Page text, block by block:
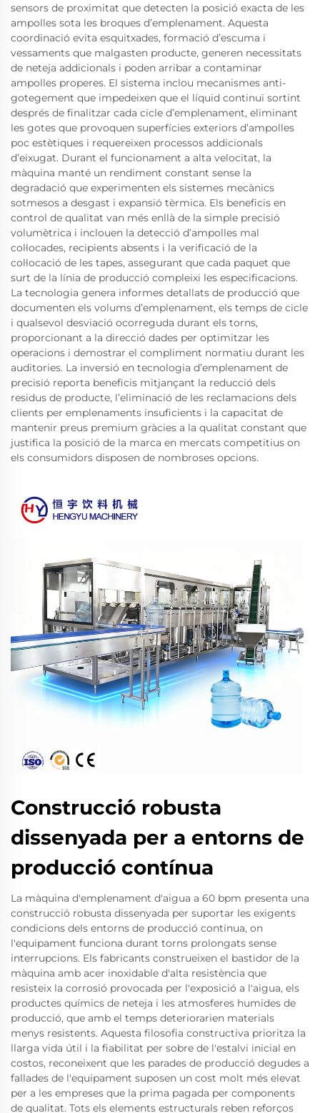
sensors de proximitat que detecten la posició exacta de les
ampolles sota les broques d’emplenament. Aquesta
coordinació evita esquitxades, formació d’escuma i
vessaments que malgasten producte, generen necessitats
de neteja addicionals i poden arribar a contaminar
ampolles properes. El sistema inclou mecanismes anti-
gotegement que impedeixen que el líquid continuï sortint
després de finalitzar cada cicle d’emplenament, eliminant
les gotes que provoquen superfícies exteriors d’ampolles
poc estètiques i requereixen processos addicionals
d’eixugat. Durant el funcionament a alta velocitat, la
màquina manté un rendiment constant sense la
degradació que experimenten els sistemes mecànics
sotmesos a desgast i expansió tèrmica. Els beneficis en
control de qualitat van més enllà de la simple precisió
volumètrica i inclouen la detecció d’ampolles mal
col·locades, recipients absents i la verificació de la
col·locació de les tapes, assegurant que cada paquet que
surt de la línia de producció compleixi les especificacions.
La tecnologia genera informes detallats de producció que
documenten els volums d’emplenament, els temps de cicle
i qualsevol desviació ocorreguda durant els torns,
proporcionant a la direcció dades per optimitzar les
operacions i demostrar el compliment normatiu durant les
auditories. La inversió en tecnologia d’emplenament de
precisió reporta beneficis mitjançant la reducció dels
residus de producte, l’eliminació de les reclamacions dels
clients per emplenaments insuficients i la capacitat de
mantenir preus premium gràcies a la qualitat constant que
justifica la posició de la marca en mercats competitius on
els consumidors disposen de nombroses opcions.
Construcció robusta
dissenyada per a entorns de
producció contínua
La màquina d'emplenament d'aigua a 60 bpm presenta una
construcció robusta dissenyada per suportar les exigents
condicions dels entorns de producció contínua, on
l'equipament funciona durant torns prolongats sense
interrupcions. Els fabricants construeixen el bastidor de la
màquina amb acer inoxidable d'alta resistència que
resisteix la corrosió provocada per l'exposició a l'aigua, els
productes químics de neteja i les atmosferes humides de
producció, que amb el temps deteriorarien materials
menys resistents. Aquesta filosofia constructiva prioritza la
llarga vida útil i la fiabilitat per sobre de l'estalvi inicial en
costos, reconeixent que les parades de producció degudes a
fallades de l'equipament suposen un cost molt més elevat
per a les empreses que la prima pagada per components
de qualitat. Tots els elements estructurals reben reforços